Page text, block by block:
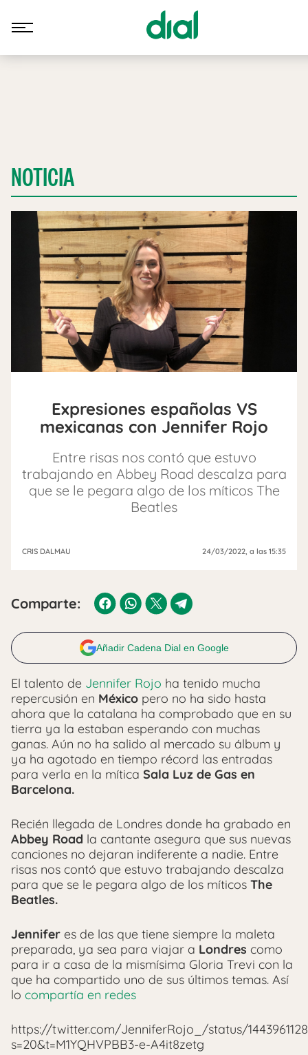
NOTICIA
Expresiones españolas VS
mexicanas con Jennifer Rojo
Entre risas nos contó que estuvo
trabajando en Abbey Road descalza para
que se le pegara algo de los míticos The
Beatles
CRIS DALMAU 24/03/2022, a las 15:35
Comparte:
Añadir Cadena Dial en Google
El talento de Jennifer Rojo ha tenido mucha
repercusión en México pero no ha sido hasta
ahora que la catalana ha comprobado que en su
tierra ya la estaban esperando con muchas
ganas. Aún no ha salido al mercado su álbum y
ya ha agotado en tiempo récord las entradas
para verla en la mítica Sala Luz de Gas en
Barcelona.
Recién llegada de Londres donde ha grabado en
Abbey Road la cantante asegura que sus nuevas
canciones no dejaran indiferente a nadie. Entre
risas nos contó que estuvo trabajando descalza
para que se le pegara algo de los míticos The
Beatles.
Jennifer es de las que tiene siempre la maleta
preparada, ya sea para viajar a Londres como
para ir a casa de la mismísima Gloria Trevi con la
que ha compartido uno de sus últimos temas. Así
lo compartía en redes
https://twitter.com/JenniferRojo_/status/
s=20&t=M1YQHVPBB3-e-A4it8zetg